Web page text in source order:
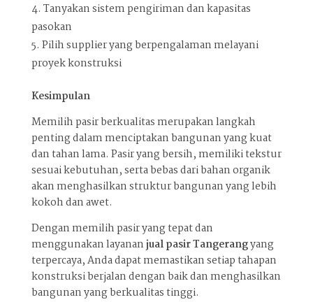
Tanyakan sistem pengiriman dan kapasitas
pasokan
Pilih supplier yang berpengalaman melayani
proyek konstruksi
Kesimpulan
Memilih pasir berkualitas merupakan langkah
penting dalam menciptakan bangunan yang kuat
dan tahan lama. Pasir yang bersih, memiliki tekstur
sesuai kebutuhan, serta bebas dari bahan organik
akan menghasilkan struktur bangunan yang lebih
kokoh dan awet.
Dengan memilih pasir yang tepat dan
menggunakan layananjual pasir Tangerangyang
terpercaya, Anda dapat memastikan setiap tahapan
konstruksi berjalan dengan baik dan menghasilkan
bangunan yang berkualitas tinggi.